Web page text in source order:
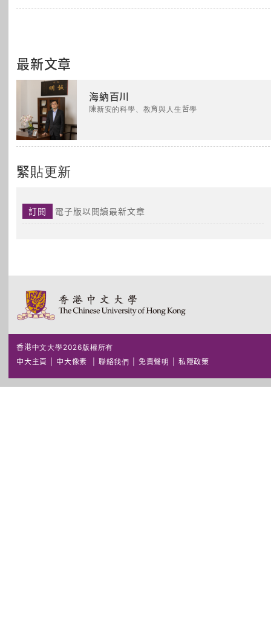
最新文章
海納百川
陳新安的科學、教育與人生哲學
緊貼更新
訂閱 電子版以閱讀最新文章
香港中文大學2026版權所有
中大主頁
中大像素 聯絡我們 免責聲明 私隱政策